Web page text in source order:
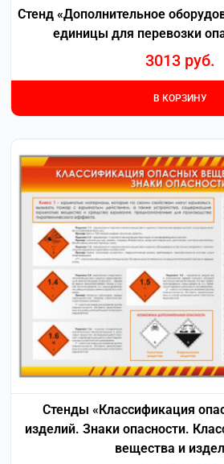
Стенд «Дополнительное
единицы для перевозки
3013 руб.
В КОРЗИНУ
Стенды «Классификация
изделий. Знаки опасности.
вещества и